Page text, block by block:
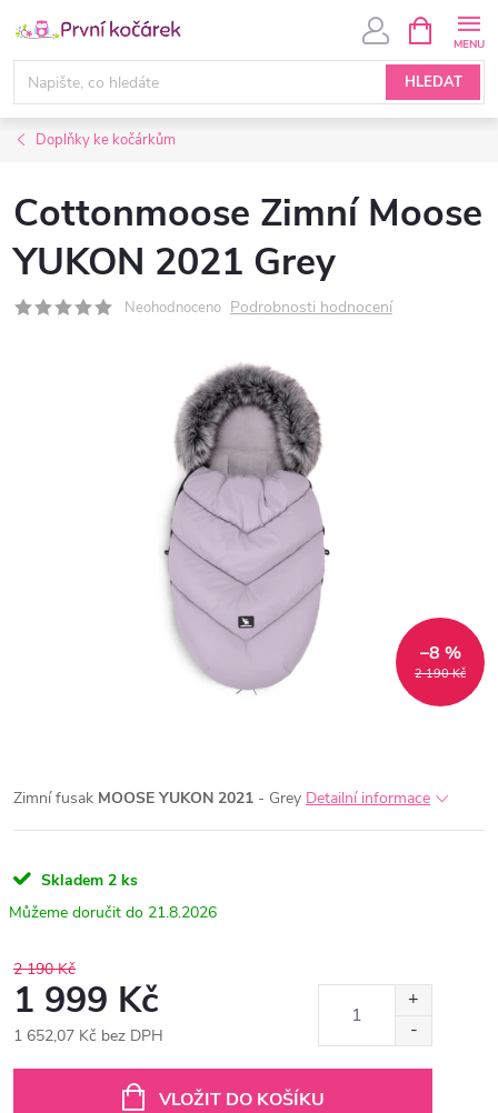
na
obsah
HLEDAT
NÁKUPNÍ
KOŠÍK
Doplňky ke kočárkům
Cottonmoose Zimní Moose
YUKON 2021 Grey
Neohodnoceno Podrobnosti hodnocení
2 190 Kč
–8 %
Zimní fusak MOOSE YUKON 2021 - Grey Detailní informace
Skladem 2 ks
21.8.2026
2 190 Kč
1 999 Kč
1 652,07 Kč bez DPH
VLOŽIT DO KOŠÍKU